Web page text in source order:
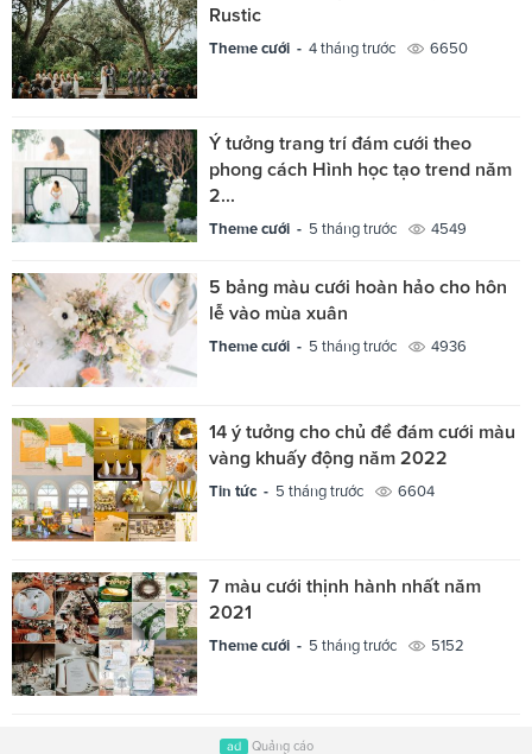
Rustic
Theme cưới - 4 tháng trước 6650
Ý tưởng trang trí đám cưới theo
phong cách Hình học tạo trend năm
2...
Theme cưới - 5 tháng trước 4549
5 bảng màu cưới hoàn hảo cho hôn
lễ vào mùa xuân
Theme cưới - 5 tháng trước 4936
14 ý tưởng cho chủ đề đám cưới màu
vàng khuấy động năm 2022
Tin tức - 5 tháng trước 6604
7 màu cưới thịnh hành nhất năm
2021
Theme cưới - 5 tháng trước 5152
ad Quảng cáo